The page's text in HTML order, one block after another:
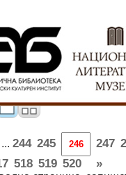
... 244 245 247
518 519 520 »